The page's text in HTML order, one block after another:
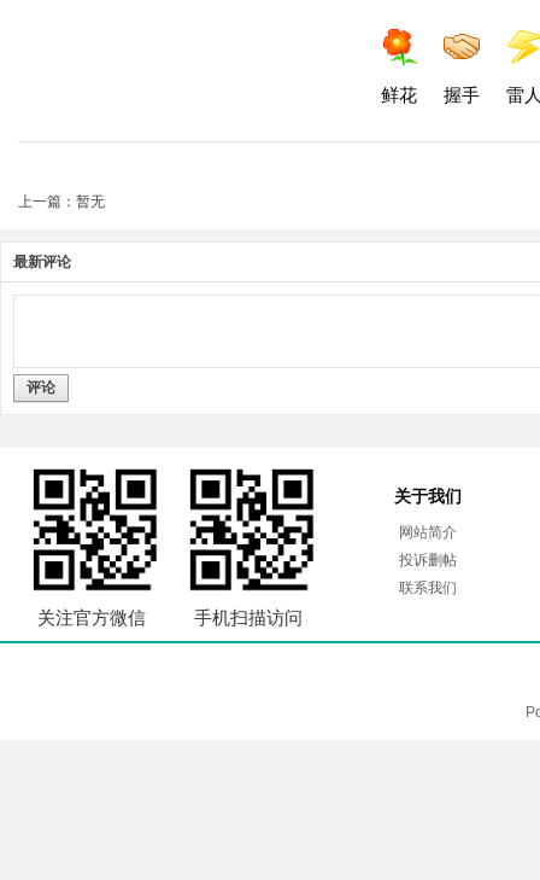
鲜花 握手 雷
上一篇：暂无
最新评论
评论
关注官方微信 手机扫描访问
关于我们
网站简介
投诉删帖
联系我们